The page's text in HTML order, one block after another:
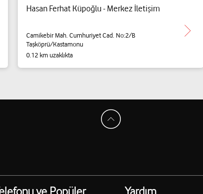
Hasan Ferhat Küpoğlu - Merkez İletişim
Camikebir Mah. Cumhuriyet Cad. No:2/B
Taşköprü/Kastamonu
0.12 km uzaklıkta